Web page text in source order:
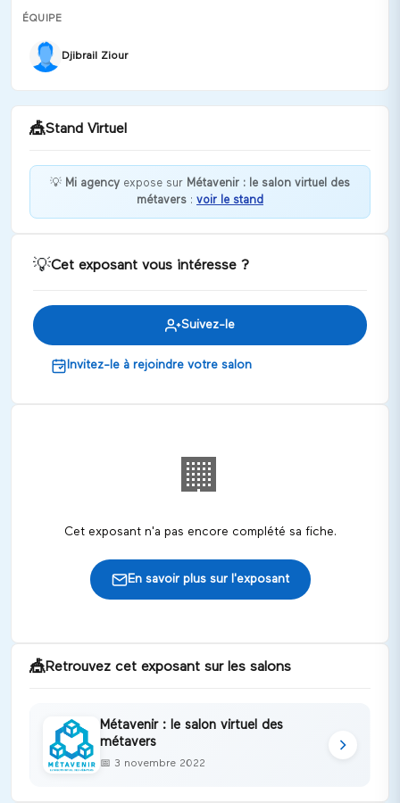
ÉQUIPE
Djibrail Ziour
🎪Stand Virtuel
Bienvenue chez Mi agency !
💡 Mi agency expose sur Métavenir : le salon virtuel des
métavers : voir le stand
💡Cet exposant vous intéresse ?
Suivez-le
Invitez-le à rejoindre votre salon
🏢
Cet exposant n'a pas encore complété sa fiche.
En savoir plus sur l'exposant
🎪Retrouvez cet exposant sur les salons
Métavenir : le salon virtuel des
métavers
📅 3 novembre 2022